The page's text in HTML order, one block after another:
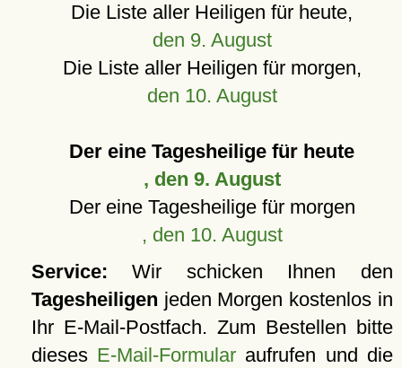
Die Liste aller Heiligen für heute,
den 9. August
Die Liste aller Heiligen für morgen,
den 10. August
Der eine Tagesheilige für heute
, den 9. August
Der eine Tagesheilige für morgen
, den 10. August
Service: Wir schicken Ihnen den
Tagesheiligen jeden Morgen kostenlos in
Ihr E-Mail-Postfach. Zum Bestellen bitte
dieses E-Mail-Formular aufrufen und die